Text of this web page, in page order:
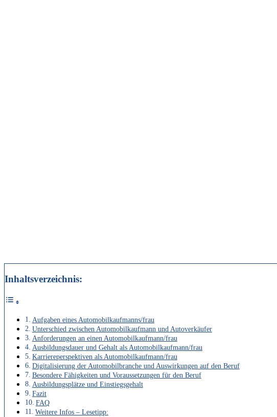
Inhaltsverzeichnis:
Aufgaben eines Automobilkaufmanns/frau
Unterschied zwischen Automobilkaufmann und Autoverkäufer
Anforderungen an einen Automobilkaufmann/frau
Ausbildungsdauer und Gehalt als Automobilkaufmann/frau
Karriereperspektiven als Automobilkaufmann/frau
Digitalisierung der Automobilbranche und Auswirkungen auf den Beruf
Besondere Fähigkeiten und Voraussetzungen für den Beruf
Ausbildungsplätze und Einstiegsgehalt
Fazit
FAQ
Weitere Infos – Lesetipp: